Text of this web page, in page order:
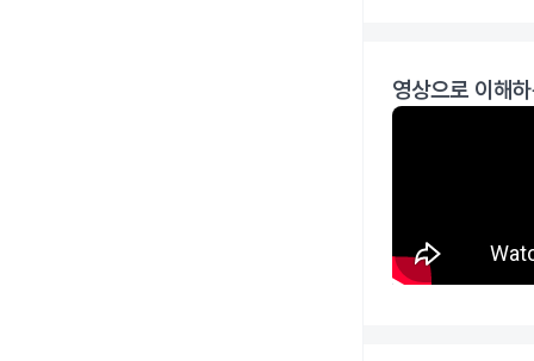
영상으로 이해